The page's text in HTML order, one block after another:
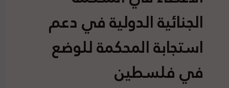
الجنائية الدولية في دعم
استجابة المحكمة للوضع
في فلسطين